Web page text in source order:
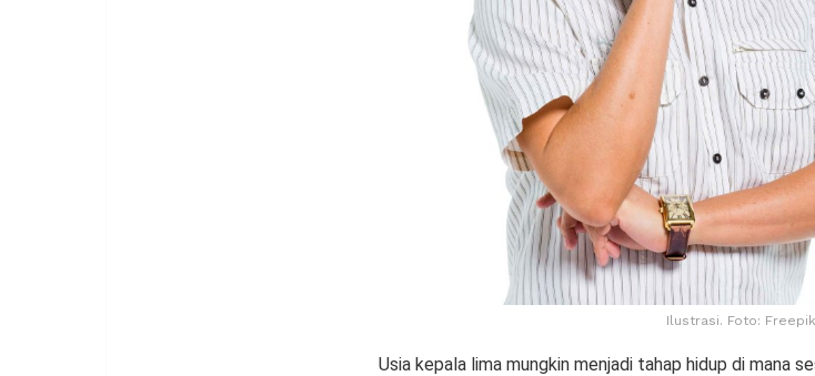
Ilustrasi. Foto: Freepik
Usia kepala lima mungkin menjadi tahap hidup di mana